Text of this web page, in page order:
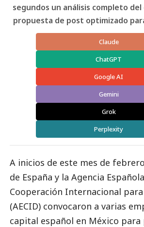
segundos un análisis completo
propuesta de post optimizado
Claude
ChatGPT
Google AI
Gemini
Grok
Perplexity
A inicios de este mes de
de España y la Agencia
Cooperación Internacional
(AECID) convocaron a varias
capital español en México